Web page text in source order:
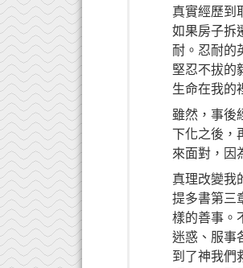
真實經歷到
如果房子拆
耐。忍耐的
堅忍不拔的
生命在我的
雖然，事後
下化之後，
來面對，因
真理改變我
提多書第三
樣的善事。
迷惑、服事
到了神我們